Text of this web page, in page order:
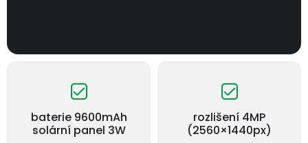
baterie 9600mAh
solární panel 3W
rozlišení 4MP
(2560×1440px)